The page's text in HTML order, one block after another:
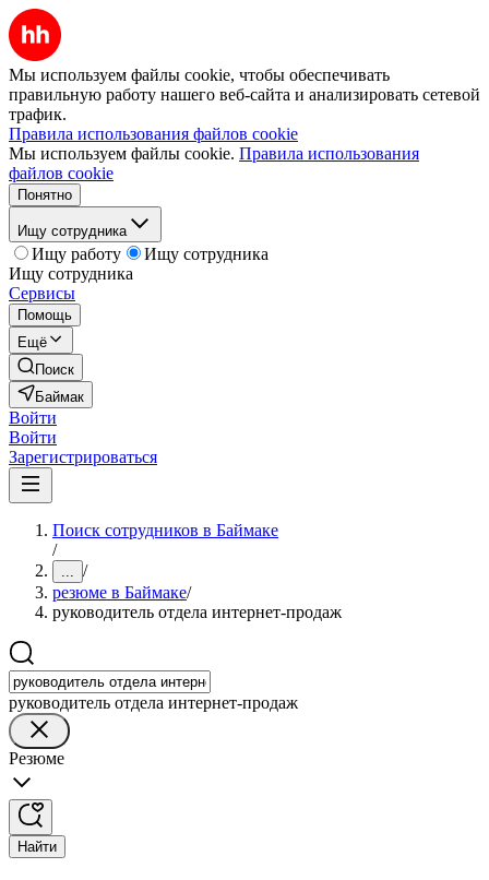
Мы используем файлы cookie, чтобы обеспечивать
правильную работу нашего веб-сайта и анализировать сетевой
трафик.
Правила использования файлов cookie
Мы используем файлы cookie. Правила использования
файлов cookie
Понятно
Ищу сотрудника
Ищу работу
Ищу сотрудника
Ищу сотрудника
Сервисы
Помощь
Ещё
Поиск
Баймак
Войти
Войти
Зарегистрироваться
Поиск сотрудников в Баймаке
/
... /
резюме в Баймаке/
руководитель отдела интернет-продаж
руководитель отдела интернет-продаж
Резюме
Найти